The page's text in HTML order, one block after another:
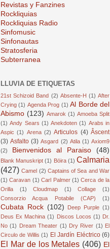
Revistas y Fanzines
Rockliquias
Rockliquias Radio
Sinfomusic
Sinfonautas
Stratosferia
Subterranea
LLUVIA DE ETIQUETAS
21st Schizoid Band (2) Absente-H (1) After
Crying (1) Agenda Prog (1) Al Borde del
Abismo (123) Amarok (1) Amoeba Split
(1) Andy Sears (1) Anekdoten (1) Arabs in
Aspic (1) Arena (2) Articulos (4) Âscent
(3) Asfalto (3) Asgard (2) Atila (1) Axiom9
(2)
Bienvenidos al Paraiso (48)
Blank Manuskript (1) Böira (1) Calmaria
(427) Camel (2) Captains of Sea and War
(1) Caravan (1) Carl Palmer (1) Cerca de la
Orilla
(1) Cloudmap (1) Collage
(1)
Consorzio Acqua Potabile (CAP)
(1)
Cubata Rock (102) Deep Purple (1)
Deus Ex Machina (1) Discos Locos (1) Dr.
No (1) Dream Theater (1) Dry River (1) El
Circulo de Willis (1) El Jardín Eléctrico (6)
El Mar de los Metales (406) El